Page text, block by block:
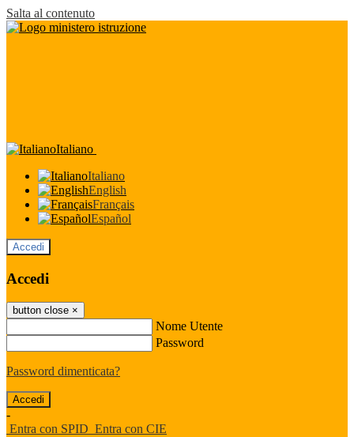
Salta al contenuto
Italiano
Italiano
English
Français
Español
Accedi
Accedi
button close ×
Nome Utente
Password
Password dimenticata?
-
Entra con SPID Entra con CIE